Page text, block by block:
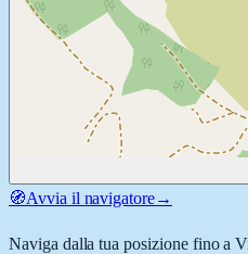
🧭Avvia il navigatore→
Naviga dalla tua posizione fino a